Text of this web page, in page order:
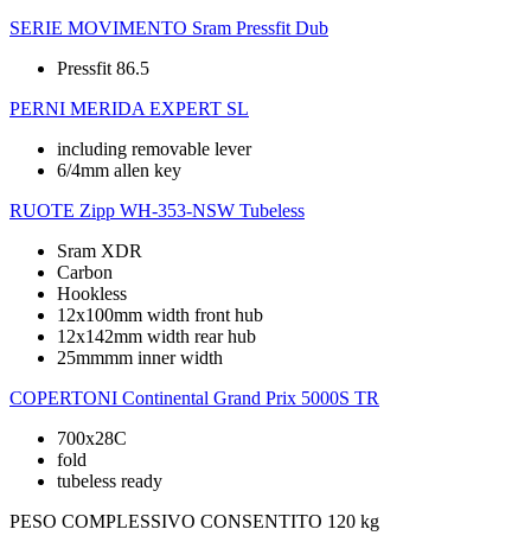
SERIE MOVIMENTO Sram Pressfit Dub
Pressfit 86.5
PERNI MERIDA EXPERT SL
including removable lever
6/4mm allen key
RUOTE Zipp WH-353-NSW Tubeless
Sram XDR
Carbon
Hookless
12x100mm width front hub
12x142mm width rear hub
25mmmm inner width
COPERTONI Continental Grand Prix 5000S TR
700x28C
fold
tubeless ready
PESO COMPLESSIVO CONSENTITO 120 kg